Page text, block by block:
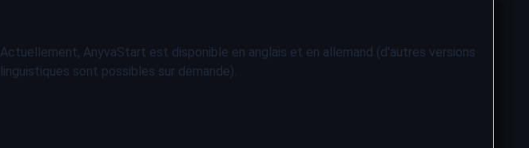
Actuellement, AnyvaStart est disponible en anglais et en allemand (d'autres versions
linguistiques sont possibles sur demande).